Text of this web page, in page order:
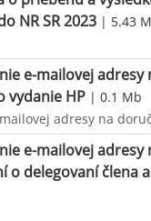
NR SR 2023 | 5.43
e-mailovej adresy
vydanie HP | 0.1 Mb
adresy na
e-mailovej adresy
o delegovaní člena